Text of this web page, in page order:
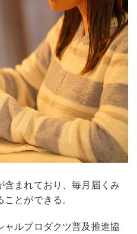
まれており、毎月届くみ
とができる。
ャルプロダクツ普及推進協